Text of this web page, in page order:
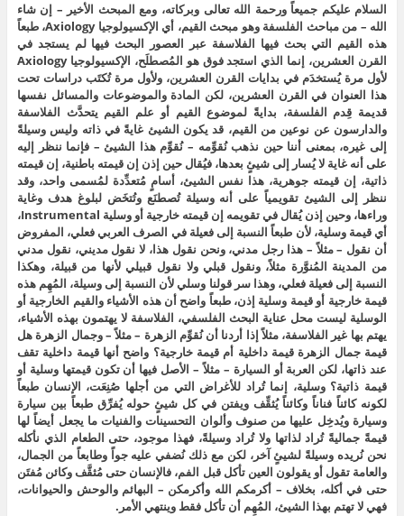
السلام عليكم جميعاً ورحمة الله تعالى وبركاته، ومع المبحث الأخير – إن شاء
الله – من مباحث الفلسفة وهو مبحث القيم، أي الإكسيولوجيا Axiology، طبعاً
هذه القيم التي بحث فيها الفلاسفة عبر العصور البحث فيها لم يستجد في
القرن العشرين، إنما الذي استجد فوق هو المُصطلَح، الإكسيولوجيا Axiology
لأول مرة يُستخدَم في بدايات القرن العشرين، ولأول مرة تُكتَب دراسات تحت
هذا العنوان في القرن العشرين، لكن المادة والموضوعات والمسائل نفسها
قديمة قِدم الفلسفة، بدايةً لموضوع القيم أو علم القيم يتحدَّث الفلاسفة
والدارسون عن نوعين من القيم، قد يكون الشيئ غايةً في ذاته وليس وسيلةً
إلى غيره، بمعنى أننا حين نذهب نُقوِّمه – نُقوِّم هذا الشيئ – فإنما ننظر إليه
على أنه غاية لا يُسار إلى شيئٍ بعدها، فيُقال حين إذن إن قيمته باطنية، إن قيمته
ذاتية، إن قيمته جوهرية، هذا نفس الشيئ، أسامٍ مُتعدِّدة لمُسمى واحد، وقد
ننظر إلى الشيئ تقويمياً على أنه وسيلة تُصطنَع وتُتخَض لبلوغ هدف وغاية
وراءها، وحين إذن يُقال في تقويمه إن قيمته خارجية أو وسلية Instrumental،
أي قيمة وسلية، لأن طبعاً النسبة إلى فعيلة في الصرف العربي فعلي، المفروض
أن نقول – مثلاً – هذا رجل مدني، ونحن نقول هذا، لا نقول مديني، نقول مدني
من المدينة المُنوَّرة مثلاً، ونقول قبلي ولا نقول قبيلي لأنها من قبيلة، وهكذا
النسبة إلى فعيلة فعلي، وهذا سر قولنا وسلي لأن النسبة إلى وسيلة، المُهِم هذه
قيمة خارجية أو قيمة وسلية إذن، طبعاً واضح أن هذه الأشياء والقيم الخارجية أو
الوسلية ليست محل عناية البحث الفلسفي، الفلاسفة لا يهتمون بهذه الأشياء،
يهتم بها غير الفلاسفة، مثلاً إذا أردنا أن نُقوِّم الزهرة – مثلاً – وجمال الزهرة هل
قيمة جمال الزهرة قيمة داخلية أم قيمة خارجية؟ واضح أنها قيمة داخلية تقف
عند ذاتها، لكن العربة أو السيارة – مثلاً – الأصل فيها أن تكون قيمتها وسلية أو
قيمة ذاتية؟ وسلية، إنما تُراد للأغراض التي من أجلها صُنِعَت، الإنسان طبعاً
لكونه كائناً فناناً وكائناً يُثقِّف ويفتن في كل شيئٍ حوله يُفرِّق طبعاً بين سيارة
وسيارة ويُدخِل عليها من صنوف وألوان التحسينات والفنيات ما يجعل أيضاً لها
قيمةً جماليةً تُراد لذاتها ولا تُراد وسيلةً، فهذا موجود، حتى الطعام الذي نأكله
نحن نُريده وسيلةً لشيئٍ آخر، لكن مع ذلك نُضفي عليه جواً وطابعاً من الجمال،
والعامة تقول أو يقولون العين تأكل قبل الفم، فالإنسان حتى مُثقَّف وكائن مُفتَن
حتى في أكله، بخلاف – أكرمكم الله وأكرمكن – البهائم والوحش والحيوانات،
فهي لا تهتم بهذا الشيئ، المُهِم أن تأكل فقط وينتهي الأمر.